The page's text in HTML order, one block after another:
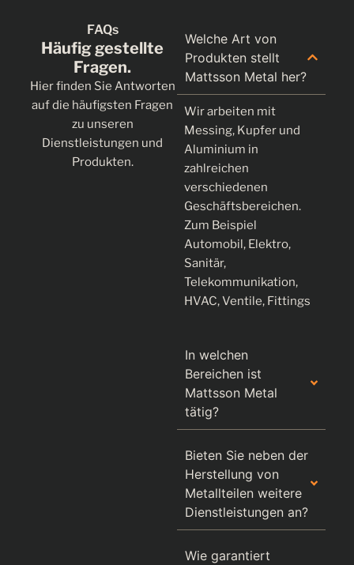
FAQs
Häufig gestellte
Fragen.
Hier finden Sie Antworten
auf die häufigsten Fragen
zu unseren
Dienstleistungen und
Produkten.
Welche Art von
Produkten stellt
Mattsson Metal her?
Wir arbeiten mit
Messing, Kupfer und
Aluminium in
zahlreichen
verschiedenen
Geschäftsbereichen.
Zum Beispiel
Automobil, Elektro,
Sanitär,
Telekommunikation,
HVAC, Ventile, Fittings
In welchen
Bereichen ist
Mattsson Metal
tätig?
Bieten Sie neben der
Herstellung von
Metallteilen weitere
Dienstleistungen an?
Wie garantiert